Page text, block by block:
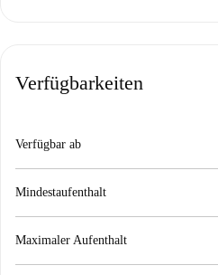
Verfügbarkeiten
Verfügbar ab
Mindestaufenthalt
Maximaler Aufenthalt